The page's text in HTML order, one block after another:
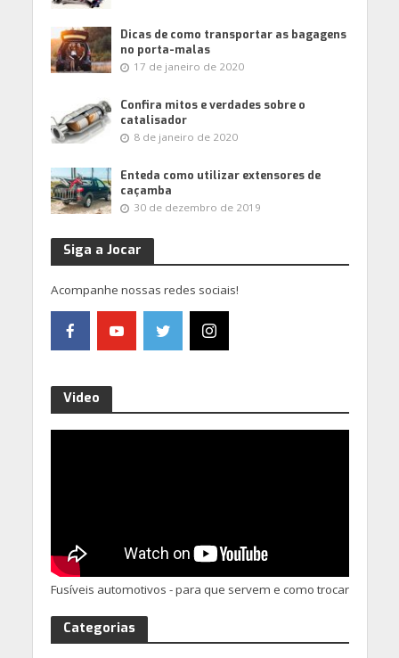
Dicas de como transportar as bagagens
no porta-malas
17 de janeiro de 2020
Confira mitos e verdades sobre o
catalisador
8 de janeiro de 2020
Enteda como utilizar extensores de
caçamba
30 de dezembro de 2019
Siga a Jocar
Acompanhe nossas redes sociais!
Video
Fusíveis automotivos - para que servem e como trocar
Categorias